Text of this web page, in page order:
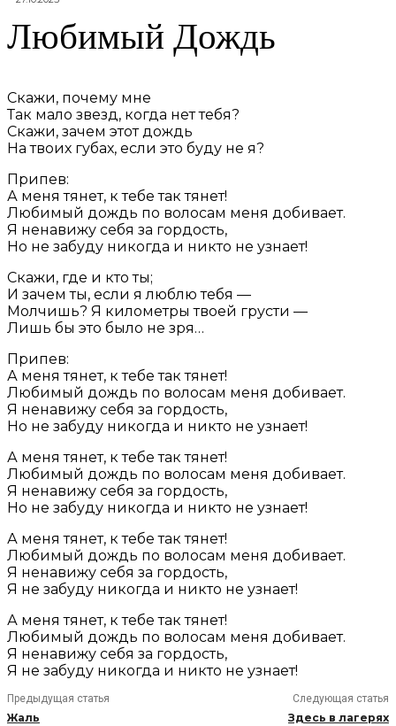
Любимый Дождь
Скажи, почему мне
Так мало звезд, когда нет тебя?
Скажи, зачем этот дождь
На твоих губах, если это буду не я?
Припев:
А меня тянет, к тебе так тянет!
Любимый дождь по волосам меня добивает.
Я ненавижу себя за гордость,
Но не забуду никогда и никто не узнает!
Скажи, где и кто ты;
И зачем ты, если я люблю тебя —
Молчишь? Я километры твоей грусти —
Лишь бы это было не зря…
Припев:
А меня тянет, к тебе так тянет!
Любимый дождь по волосам меня добивает.
Я ненавижу себя за гордость,
Но не забуду никогда и никто не узнает!
А меня тянет, к тебе так тянет!
Любимый дождь по волосам меня добивает.
Я ненавижу себя за гордость,
Но не забуду никогда и никто не узнает!
А меня тянет, к тебе так тянет!
Любимый дождь по волосам меня добивает.
Я ненавижу себя за гордость,
Я не забуду никогда и никто не узнает!
А меня тянет, к тебе так тянет!
Любимый дождь по волосам меня добивает.
Я ненавижу себя за гордость,
Я не забуду никогда и никто не узнает!
Предыдущая статья
Жаль
Следующая статья
Здесь в лагерях